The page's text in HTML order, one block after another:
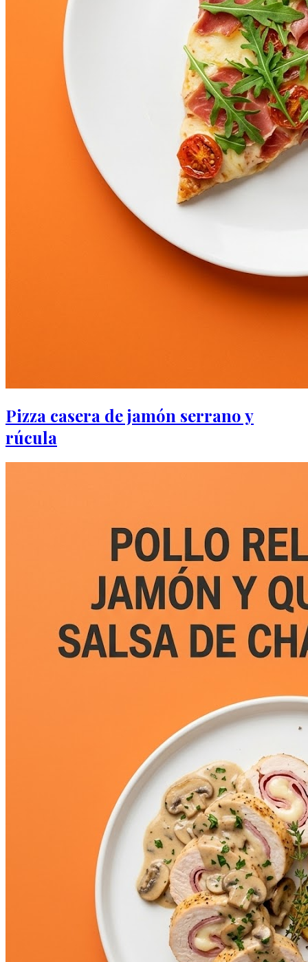
Pizza casera de jamón serrano y
rúcula